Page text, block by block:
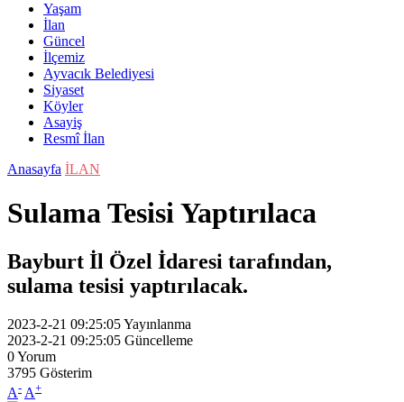
Yaşam
İlan
Güncel
İlçemiz
Ayvacık Belediyesi
Siyaset
Köyler
Asayiş
Resmî İlan
Anasayfa İLAN
Sulama Tesisi Yaptırılaca
Bayburt İl Özel İdaresi tarafından,
sulama tesisi yaptırılacak.
2023-2-21 09:25:05Yayınlanma
2023-2-21 09:25:05 Güncelleme
0Yorum
3795 Gösterim
A- A+